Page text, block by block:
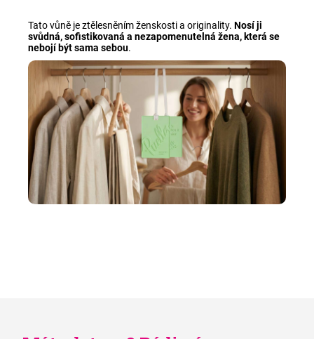
Tato vůně je ztělesněním ženskosti a originality. Nosí ji
svůdná, sofistikovaná a nezapomenutelná žena, která se
nebojí být sama sebou.